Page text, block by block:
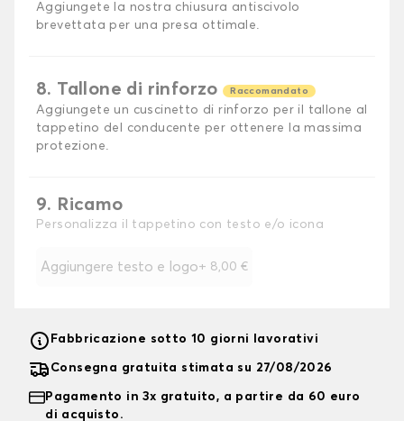
Aggiungete la nostra chiusura antiscivolo
brevettata per una presa ottimale.
8. Tallone di rinforzo Raccomandato
Aggiungete un cuscinetto di rinforzo per il tallone al
tappetino del conducente per ottenere la massima
protezione.
9. Ricamo
Personalizza il tappetino con testo e/o icona
Aggiungere testo e logo+ 8,00 €
Fabbricazione sotto 10 giorni lavorativi
Consegna gratuita stimata su 27/08/2026
Pagamento in 3x gratuito, a partire da 60 euro
di acquisto.